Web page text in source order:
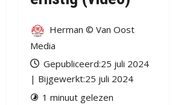
Herman © Van Oost
Media
Gepubliceerd:25 juli 2024
| Bijgewerkt:25 juli 2024
1 minuut gelezen